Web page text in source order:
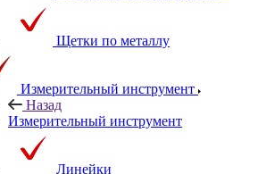
Щетки по металлу
Измерительный инструмент
Назад
Измерительный инструмент
Линейки